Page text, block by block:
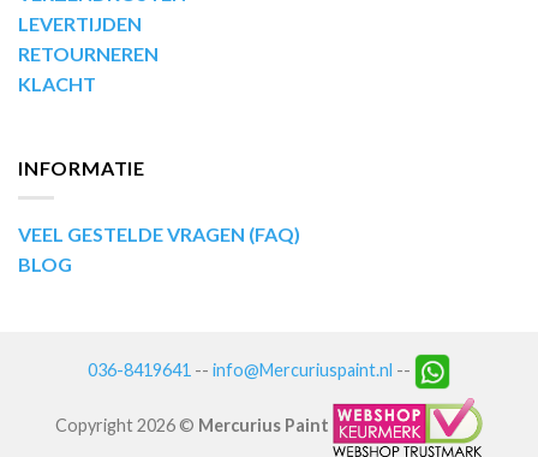
LEVERTIJDEN
RETOURNEREN
KLACHT
INFORMATIE
VEEL GESTELDE VRAGEN (FAQ)
BLOG
036-8419641 -- info@Mercuriuspaint.nl --
Copyright 2026 © Mercurius Paint